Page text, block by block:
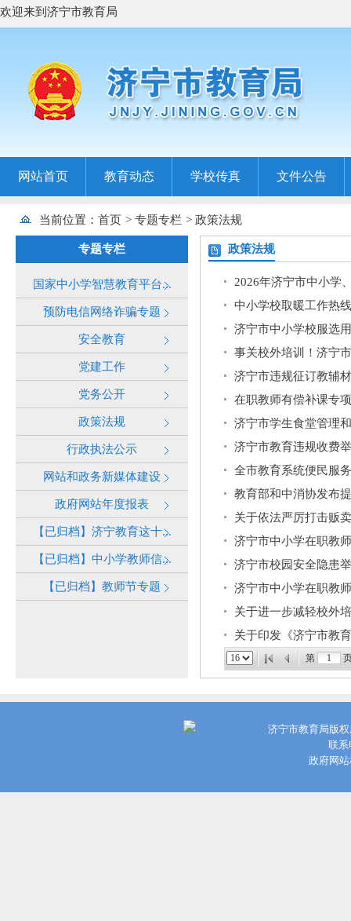
欢迎来到济宁市教育局
网站首页 教育动态 学校传真 文件公告
当前位置： 首页 > 专题专栏 > 政策法规
专题专栏
国家中小学智慧教育平台...
预防电信网络诈骗专题
安全教育
党建工作
党务公开
政策法规
行政执法公示
网站和政务新媒体建设
政府网站年度报表
【已归档】济宁教育这十...
【已归档】中小学教师信...
【已归档】教师节专题
政策法规
2026年济宁市中小学
中小学校取暖工作热
济宁市中小学校服选
事关校外培训！济宁
济宁市违规征订教辅
在职教师有偿补课专
济宁市学生食堂管理
济宁市教育违规收费
全市教育系统便民服
教育部和中消协发布
关于依法严厉打击贩
济宁市中小学在职教
济宁市校园安全隐患
济宁市中小学在职教
关于进一步减轻校外
关于印发《济宁市教
第
济宁市教育局版
联系
政府网